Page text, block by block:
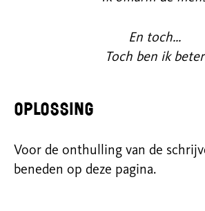
En toch…
Toch ben ik beter
Oplossing
Voor de onthulling van de
beneden op deze pagina.